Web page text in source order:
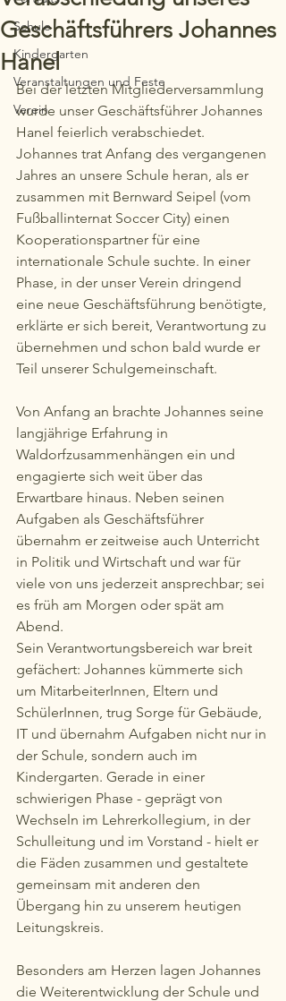
Schule
Kindergarten
Veranstaltungen und Feste
Verein
Geschäftsführers Johannes
Hanel
Bei der letzten Mitgliederversammlung
wurde unser Geschäftsführer Johannes
Hanel feierlich verabschiedet.
Johannes trat Anfang des vergangenen
Jahres an unsere Schule heran, als er
zusammen mit Bernward Seipel (vom
Fußballinternat Soccer City) einen
Kooperationspartner für eine
internationale Schule suchte. In einer
Phase, in der unser Verein dringend
eine neue Geschäftsführung benötigte,
erklärte er sich bereit, Verantwortung zu
übernehmen und schon bald wurde er
Teil unserer Schulgemeinschaft.
Von Anfang an brachte Johannes seine
langjährige Erfahrung in
Waldorfzusammenhängen ein und
engagierte sich weit über das
Erwartbare hinaus. Neben seinen
Aufgaben als Geschäftsführer
übernahm er zeitweise auch Unterricht
in Politik und Wirtschaft und war für
viele von uns jederzeit ansprechbar; sei
es früh am Morgen oder spät am
Abend.
Sein Verantwortungsbereich war breit
gefächert: Johannes kümmerte sich
um MitarbeiterInnen, Eltern und
SchülerInnen, trug Sorge für Gebäude,
IT und übernahm Aufgaben nicht nur in
der Schule, sondern auch im
Kindergarten. Gerade in einer
schwierigen Phase - geprägt von
Wechseln im Lehrerkollegium, in der
Schulleitung und im Vorstand - hielt er
die Fäden zusammen und gestaltete
gemeinsam mit anderen den
Übergang hin zu unserem heutigen
Leitungskreis.
Besonders am Herzen lagen Johannes
die Weiterentwicklung der Schule und